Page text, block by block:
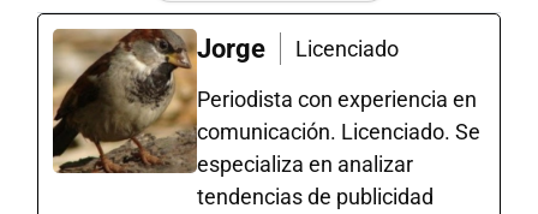
Jorge
Licenciado
Periodista con experiencia en
comunicación. Licenciado. Se
especializa en analizar
tendencias de publicidad